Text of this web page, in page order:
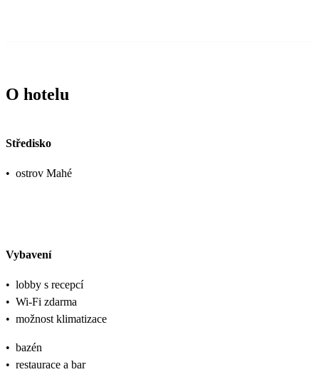
O hotelu
Středisko
• ostrov Mahé
Vybavení
• lobby s recepcí
• Wi-Fi zdarma
• možnost klimatizace
• bazén
• restaurace a bar